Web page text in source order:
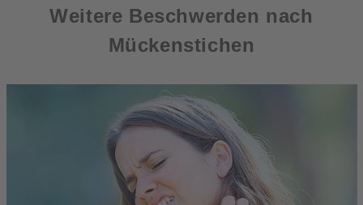
Weitere Beschwerden nach
Mückenstichen